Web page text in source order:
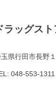
ラッグス
県行田市長野
048-553-1311